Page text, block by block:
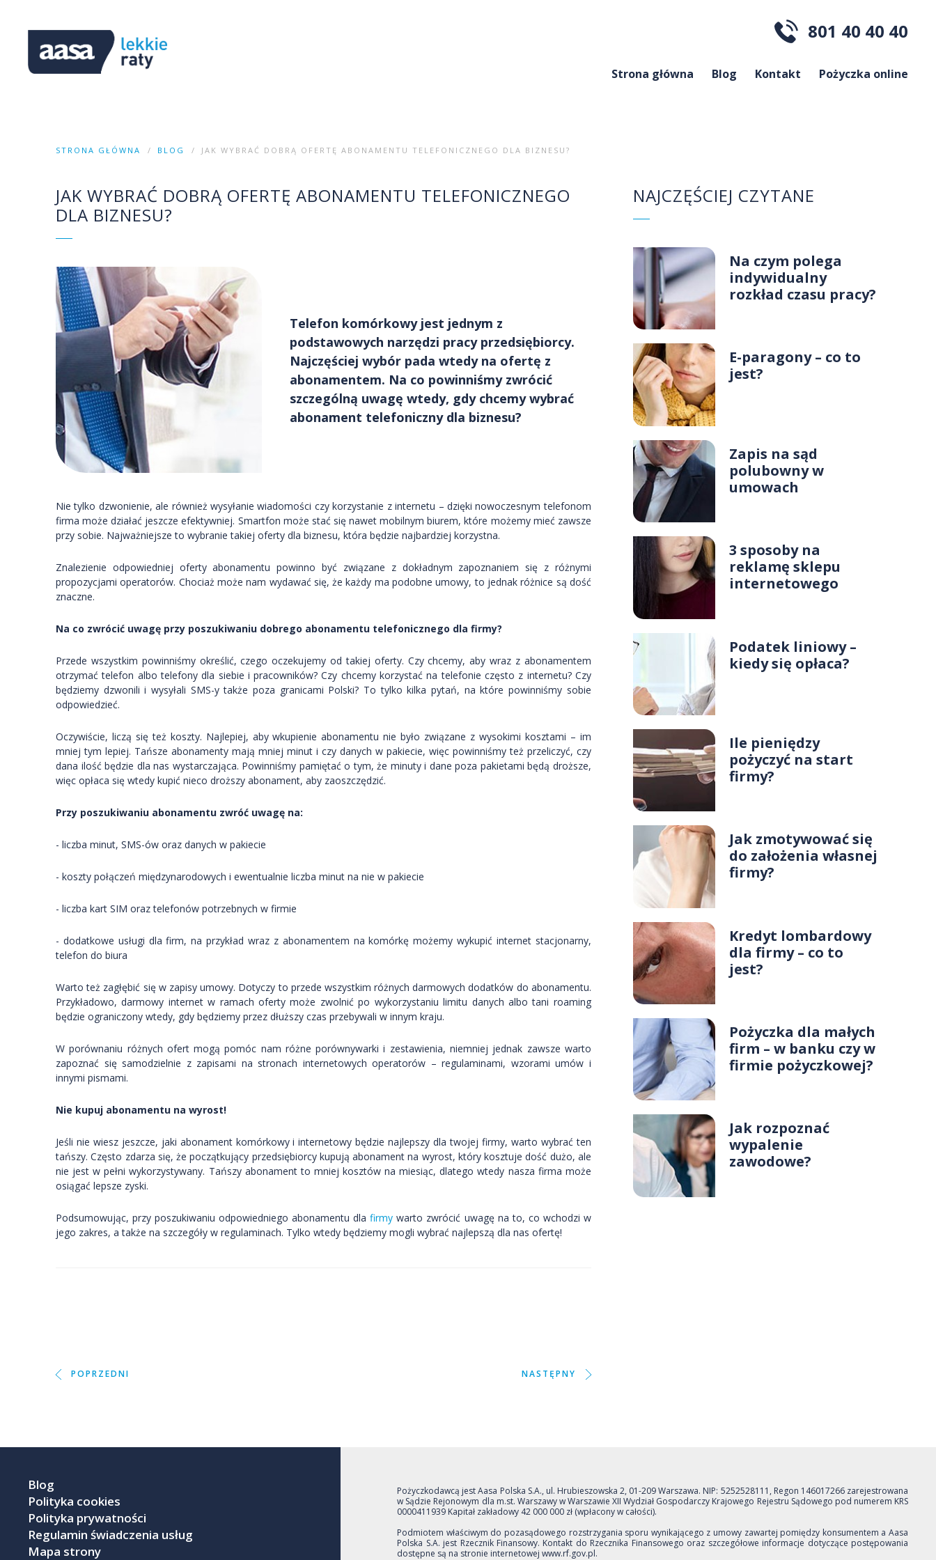
801 40 40 40
Strona główna Blog Kontakt Pożyczka online
STRONA GŁÓWNA BLOG JAK WYBRAĆ DOBRĄ OFERTĘ ABONAMENTU TELEFONICZNEGO DLA BIZNESU?
JAK WYBRAĆ DOBRĄ OFERTĘ ABONAMENTU TELEFONICZNEGO
DLA BIZNESU?
Telefon komórkowy jest jednym z
podstawowych narzędzi pracy przedsiębiorcy.
Najczęściej wybór pada wtedy na ofertę z
abonamentem. Na co powinniśmy zwrócić
szczególną uwagę wtedy, gdy chcemy wybrać
abonament telefoniczny dla biznesu?
Nie tylko dzwonienie, ale również wysyłanie wiadomości czy korzystanie z internetu – dzięki nowoczesnym telefonom
firma może działać jeszcze efektywniej. Smartfon może stać się nawet mobilnym biurem, które możemy mieć zawsze
przy sobie. Najważniejsze to wybranie takiej oferty dla biznesu, która będzie najbardziej korzystna.
Znalezienie odpowiedniej oferty abonamentu powinno być związane z dokładnym zapoznaniem się z różnymi
propozycjami operatorów. Chociaż może nam wydawać się, że każdy ma podobne umowy, to jednak różnice są dość
znaczne.
Na co zwrócić uwagę przy poszukiwaniu dobrego abonamentu telefonicznego dla firmy?
Przede wszystkim powinniśmy określić, czego oczekujemy od takiej oferty. Czy chcemy, aby wraz z abonamentem
otrzymać telefon albo telefony dla siebie i pracowników? Czy chcemy korzystać na telefonie często z internetu? Czy
będziemy dzwonili i wysyłali SMS-y także poza granicami Polski? To tylko kilka pytań, na które powinniśmy sobie
odpowiedzieć.
Oczywiście, liczą się też koszty. Najlepiej, aby wkupienie abonamentu nie było związane z wysokimi kosztami – im
mniej tym lepiej. Tańsze abonamenty mają mniej minut i czy danych w pakiecie, więc powinniśmy też przeliczyć, czy
dana ilość będzie dla nas wystarczająca. Powinniśmy pamiętać o tym, że minuty i dane poza pakietami będą droższe,
więc opłaca się wtedy kupić nieco droższy abonament, aby zaoszczędzić.
Przy poszukiwaniu abonamentu zwróć uwagę na:
- liczba minut, SMS-ów oraz danych w pakiecie
- koszty połączeń międzynarodowych i ewentualnie liczba minut na nie w pakiecie
- liczba kart SIM oraz telefonów potrzebnych w firmie
- dodatkowe usługi dla firm, na przykład wraz z abonamentem na komórkę możemy wykupić internet stacjonarny,
telefon do biura
Warto też zagłębić się w zapisy umowy. Dotyczy to przede wszystkim różnych darmowych dodatków do abonamentu.
Przykładowo, darmowy internet w ramach oferty może zwolnić po wykorzystaniu limitu danych albo tani roaming
będzie ograniczony wtedy, gdy będziemy przez dłuższy czas przebywali w innym kraju.
W porównaniu różnych ofert mogą pomóc nam różne porównywarki i zestawienia, niemniej jednak zawsze warto
zapoznać się samodzielnie z zapisami na stronach internetowych operatorów – regulaminami, wzorami umów i
innymi pismami.
Nie kupuj abonamentu na wyrost!
Jeśli nie wiesz jeszcze, jaki abonament komórkowy i internetowy będzie najlepszy dla twojej firmy, warto wybrać ten
tańszy. Często zdarza się, że początkujący przedsiębiorcy kupują abonament na wyrost, który kosztuje dość dużo, ale
nie jest w pełni wykorzystywany. Tańszy abonament to mniej kosztów na miesiąc, dlatego wtedy nasza firma może
osiągać lepsze zyski.
Podsumowując, przy poszukiwaniu odpowiedniego abonamentu dlafirmy warto zwrócić uwagę na to, co wchodzi w
jego zakres, a także na szczegóły w regulaminach. Tylko wtedy będziemy mogli wybrać najlepszą dla nas ofertę!
POPRZEDNI NASTĘPNY
NAJCZĘŚCIEJ CZYTANE
Na czym polega
indywidualny
rozkład czasu pracy?
E-paragony – co to
jest?
Zapis na sąd
polubowny w
umowach
3 sposoby na
reklamę sklepu
internetowego
Podatek liniowy –
kiedy się opłaca?
Ile pieniędzy
pożyczyć na start
firmy?
Jak zmotywować się
do założenia własnej
firmy?
Kredyt lombardowy
dla firmy – co to
jest?
Pożyczka dla małych
firm – w banku czy w
firmie pożyczkowej?
Jak rozpoznać
wypalenie
zawodowe?
Blog
Polityka cookies
Polityka prywatności
Regulamin świadczenia usług
Mapa strony
Pożyczkodawcą jest Aasa Polska S.A., ul. Hrubieszowska 2, 01-209 Warszawa. NIP: 5252528111, Regon 146017266 zarejestrowana
w Sądzie Rejonowym dla m.st. Warszawy w Warszawie XII Wydział Gospodarczy Krajowego Rejestru Sądowego pod numerem KRS
0000411939 Kapitał zakładowy 42 000 000 zł (wpłacony w całości).
Podmiotem właściwym do pozasądowego rozstrzygania sporu wynikającego z umowy zawartej pomiędzy konsumentem a Aasa
Polska S.A. jest Rzecznik Finansowy. Kontakt do Rzecznika Finansowego oraz szczegółowe informacje dotyczące postępowania
dostępne są na stronie internetowej www.rf.gov.pl.